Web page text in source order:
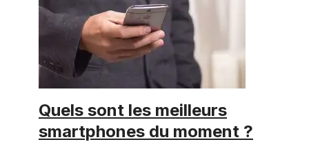
Quels sont les meilleurs
smartphones du moment ?